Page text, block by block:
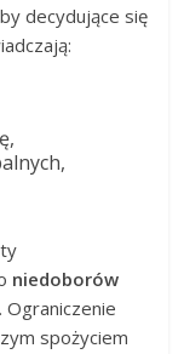
decydujące się
niedoborów
. Ograniczenie
spożyciem